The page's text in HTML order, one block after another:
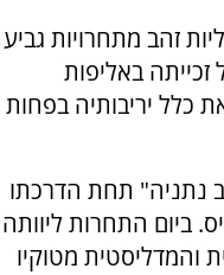
זהב מתחרויות גביע
באליפות
כלל יריבותיה בפחות
נתניה" תחת הדרכתו
ביום התחרות ליוותה
והמדליסטית מטוקיו